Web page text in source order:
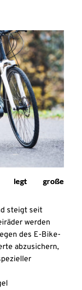
legt große
steigt seit
werden
des E-Bike-
abzusichern,